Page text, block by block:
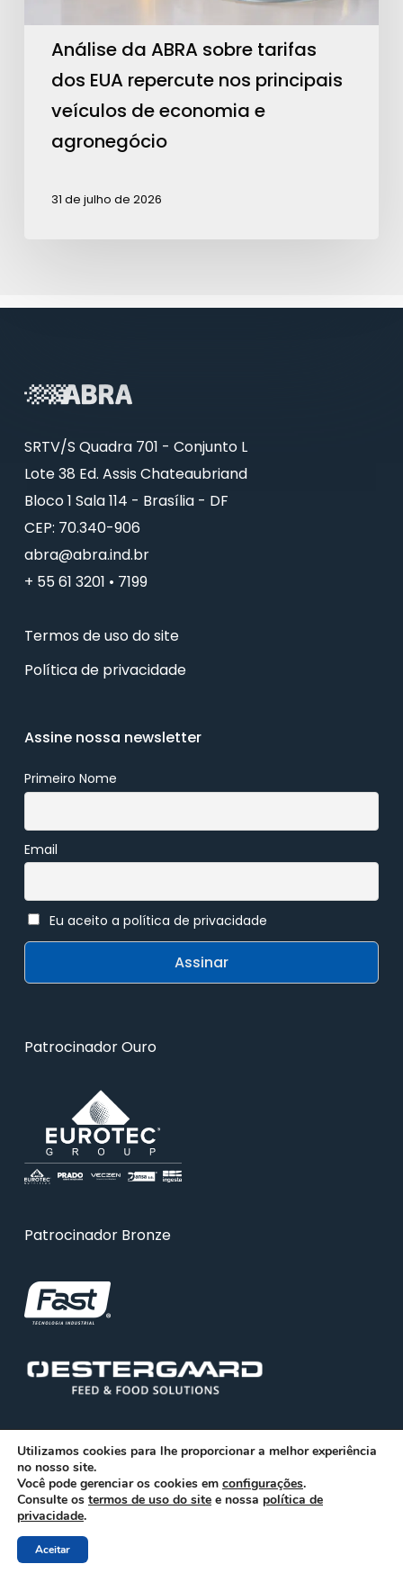
principais
veículos
economia
Análise da ABRA sobre tarifas
dos EUA repercute nos principais
veículos de economia e
agronegócio
31 de julho de 2026
SRTV/S Quadra 701 - Conjunto L
Lote 38 Ed. Assis Chateaubriand
Bloco 1 Sala 114 - Brasília - DF
CEP: 70.340-906
abra@abra.ind.br
+ 55 61 3201 • 7199
Termos de uso do site
Política de privacidade
Assine nossa newsletter
Primeiro Nome
Email
Eu aceito a política de privacidade
Patrocinador Ouro
Patrocinador Bronze
© 2026 ABRA. Associação Brasileira de Reciclagem
Animal
facebook
linkedinyoutube
Utilizamos cookies para lhe proporcionar a melhor experiência
no nosso site.
Você pode gerenciar os cookies em configurações.
Consulte os termos de uso do site e nossa política de
privacidade.
Aceitar